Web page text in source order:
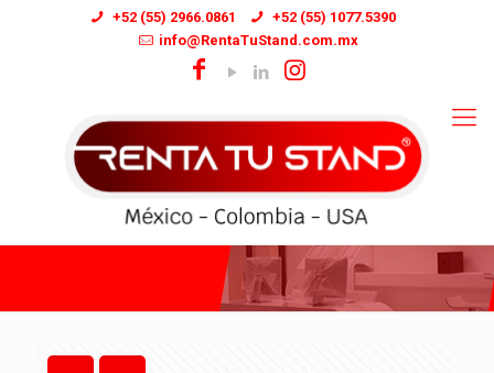
+52 (55) 2966.0861
+52 (55) 1077.5390
info@RentaTuStand.com.mx